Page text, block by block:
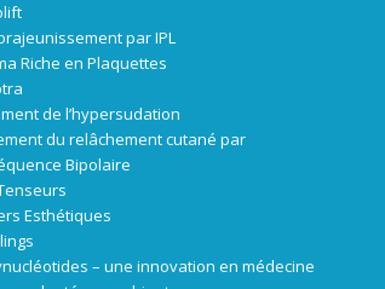
par IPL
Riche en Plaquettes
de l’hypersudation
du relâchement cutané par
Bipolaire
Esthétiques
– une innovation en médecine